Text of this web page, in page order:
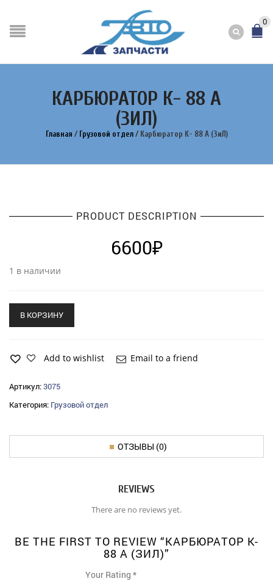
0
КАРБЮРАТОР К- 88 А
(ЗИЛ)
Главная / Грузовой отдел / Карбюратор К- 88 А (ЗиЛ)
PRODUCT DESCRIPTION
6600₽
1 в наличии
В КОРЗИНУ
Add to wishlist Email to a friend
Артикул:3075
Категория: Грузовой отдел
ОТЗЫВЫ (0)
REVIEWS
There are no reviews yet.
BE THE FIRST TO REVIEW “КАРБЮРАТОР К-
88 А (ЗИЛ)”
Your Rating *